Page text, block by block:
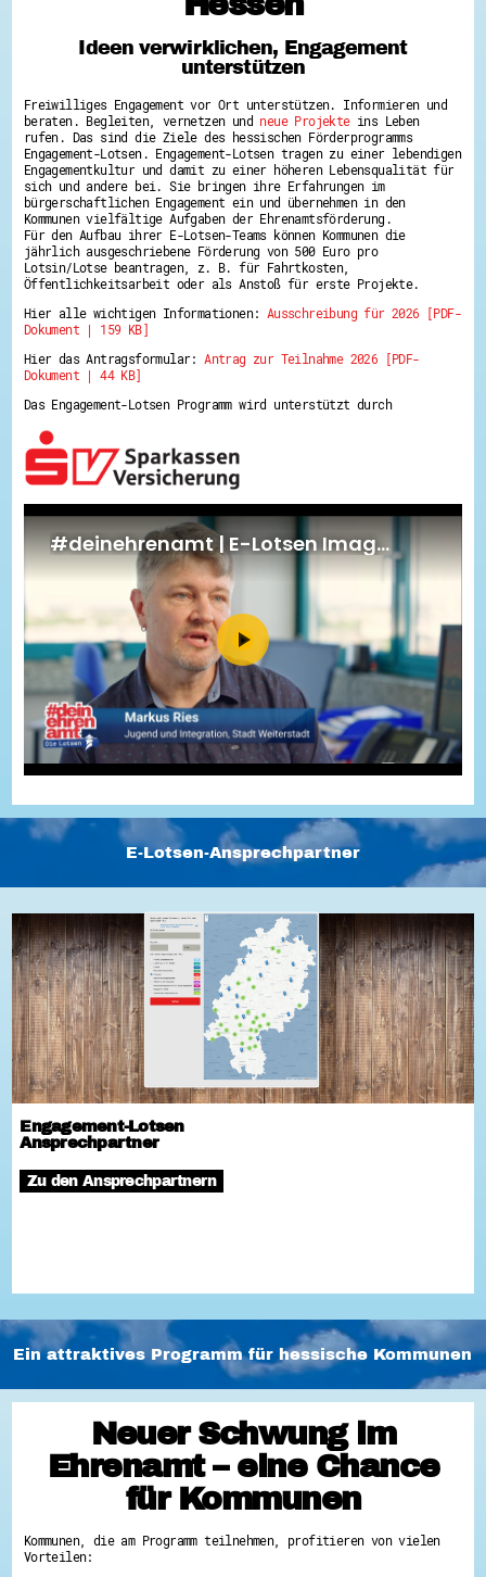
Hessen hilft Ukraine
Zeig uns dein Ehrenamt
Wettbewerb | Trikotwettbewerb
Wettbewerb | 80 Jahre Hessen - Engagement
mit Herz
8 Vereine x 80 Jahre x 1.000 €
Ausgezeichnete Projekte
Menschen des Respekts
SHARE IT: Teile deine Infos!
Gestalte dein Ehrenamt
Ehrenamts-Card Hessen
Engagement-Lotsen
Crowdfunding - Viele schaffen mehr
Ehrentag
Hessen engagiert - Digitale Themenabende
Kompetenznachweis Hessen
Service-Learning
Mach dich schlau
GEMA-Pakt
Di@-Lotsen in Hessen
Energiepreiskrise und Ehrenamt
Flüchtlingshilfe + Integration
Generationsübergreifend aktiv
Patenschaftsprojekte
Qualifizierung & Fortbildung
Stiftungen
Vereine, Spenden, Steuern - Gut zu Wissen
Versicherungsschutz
Wissenswertes rund um dein Ehrenamt
Zahlen, Daten, Fakten aus Hessen
Service
Suche
Downloads
Kontakt
Impressum
Barriere melden
Ideen verwirklichen, Engagement
unterstützen
Freiwilliges Engagement vor Ort unterstützen. Informieren und
beraten. Begleiten, vernetzen und neue Projekteins Leben
rufen. Das sind die Ziele des hessischen Förderprogramms
Engagement-Lotsen. Engagement-Lotsen tragen zu einer lebendigen
Engagementkultur und damit zu einer höheren Lebensqualität für
sich und andere bei. Sie bringen ihre Erfahrungen im
bürgerschaftlichen Engagement ein und übernehmen in den
Kommunen vielfältige Aufgaben der Ehrenamtsförderung.
Für den Aufbau ihrer E-Lotsen-Teams können Kommunen die
jährlich ausgeschriebene Förderung von 500 Euro pro
Lotsin/Lotse beantragen, z. B. für Fahrtkosten,
Öffentlichkeitsarbeit oder als Anstoß für erste Projekte.
Hier alle wichtigen Informationen: Ausschreibung für 2026 [PDF-
Dokument | 159 KB]
Hier das Antragsformular:Antrag zur Teilnahme 2026 [PDF-
Dokument | 44 KB]
Das Engagement-Lotsen Programm wird unterstützt durch
E-Lotsen-Ansprechpartner
Engagement-Lotsen
Ansprechpartner
Zu den Ansprechpartnern
Ein attraktives Programm für hessische Kommunen
Neuer Schwung im
Ehrenamt – eine Chance
für Kommunen
Kommunen, die am Programm teilnehmen, profitieren von vielen
Vorteilen: